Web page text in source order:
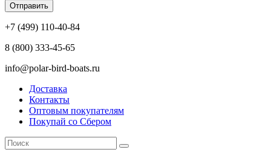
Отправить
+7 (499) 110-40-84
8 (800) 333-45-65
info@polar-bird-boats.ru
Доставка
Контакты
Оптовым покупателям
Покупай со Сбером